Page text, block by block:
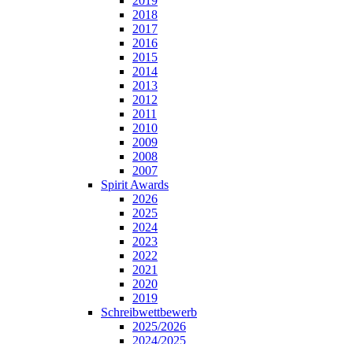
2018
2017
2016
2015
2014
2013
2012
2011
2010
2009
2008
2007
Spirit Awards
2026
2025
2024
2023
2022
2021
2020
2019
Schreibwettbewerb
2025/2026
2024/2025